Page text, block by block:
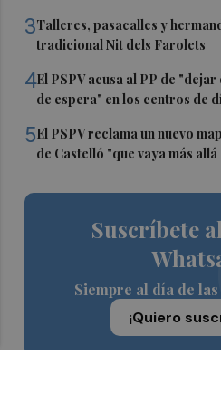
3Talleres, pasacalles y
tradicional Nit dels Farolets
4El PSPV acusa al PP de "dejar
de espera" en los centros de
5El PSPV reclama un nuevo
de Castelló "que vaya más
Suscríbete
Siempre al día de
¡Quiero